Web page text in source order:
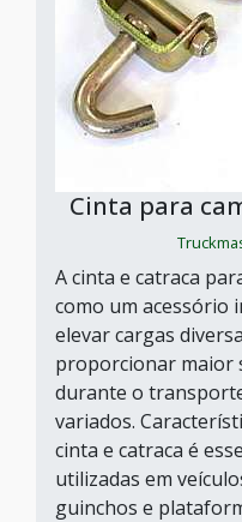
Cinta para
A cinta e catraca
como um acessório
elevar cargas
proporcionar maior
durante o
variados.
cinta e catraca é
utilizadas em
guinchos e